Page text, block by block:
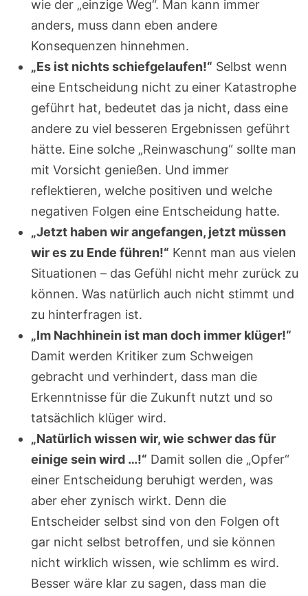
wie der „einzige Weg“. Man kann immer
anders, muss dann eben andere
Konsequenzen hinnehmen.
„Es ist nichts schiefgelaufen!“ Selbst wenn
eine Entscheidung nicht zu einer Katastrophe
geführt hat, bedeutet das ja nicht, dass eine
andere zu viel besseren Ergebnissen geführt
hätte. Eine solche „Reinwaschung“ sollte man
mit Vorsicht genießen. Und immer
reflektieren, welche positiven und welche
negativen Folgen eine Entscheidung hatte.
„Jetzt haben wir angefangen, jetzt müssen
wir es zu Ende führen!“ Kennt man aus vielen
Situationen – das Gefühl nicht mehr zurück zu
können. Was natürlich auch nicht stimmt und
zu hinterfragen ist.
„Im Nachhinein ist man doch immer klüger!“
Damit werden Kritiker zum Schweigen
gebracht und verhindert, dass man die
Erkenntnisse für die Zukunft nutzt und so
tatsächlich klüger wird.
„Natürlich wissen wir, wie schwer das für
einige sein wird …!“ Damit sollen die „Opfer“
einer Entscheidung beruhigt werden, was
aber eher zynisch wirkt. Denn die
Entscheider selbst sind von den Folgen oft
gar nicht selbst betroffen, und sie können
nicht wirklich wissen, wie schlimm es wird.
Besser wäre klar zu sagen, dass man die